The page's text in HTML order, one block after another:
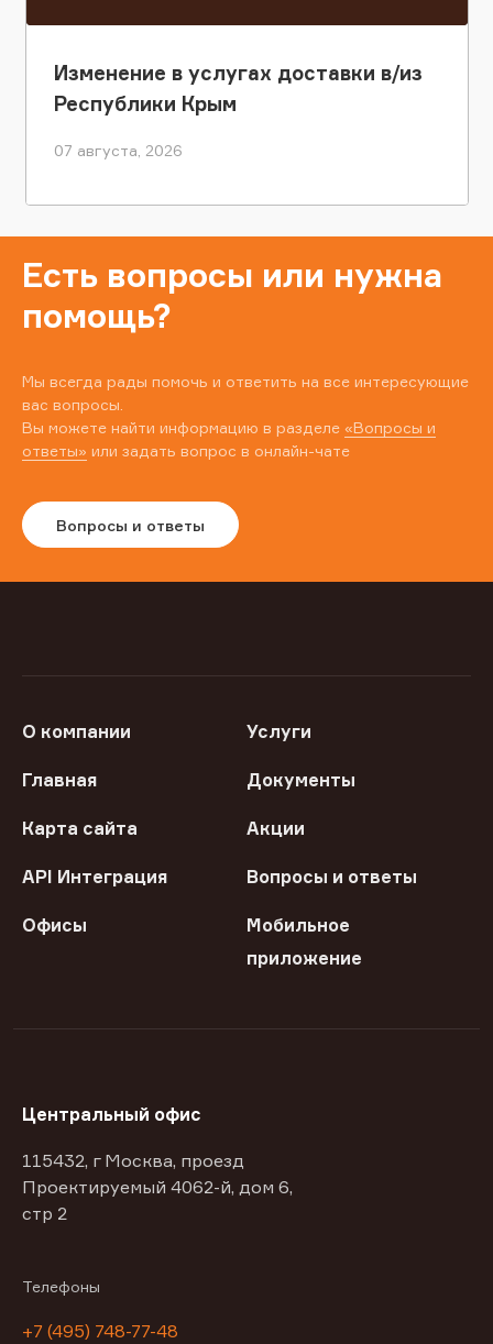
Изменение в услугах доставки в/из
Республики Крым
07 августа, 2026
Есть вопросы или нужна
помощь?
Мы всегда рады помочь и ответить на все интересующие
вас вопросы.
Вы можете найти информацию в разделе «Вопросы и
ответы» или задать вопрос в онлайн-чате
Вопросы и ответы
О компании Услуги
Главная Документы
Карта сайта Акции
API Интеграция Вопросы и ответы
Офисы
Мобильное
приложение
Центральный офис
115432, г Москва, проезд
Проектируемый 4062-й, дом 6,
стр 2
Телефоны
+7 (495) 748-77-48